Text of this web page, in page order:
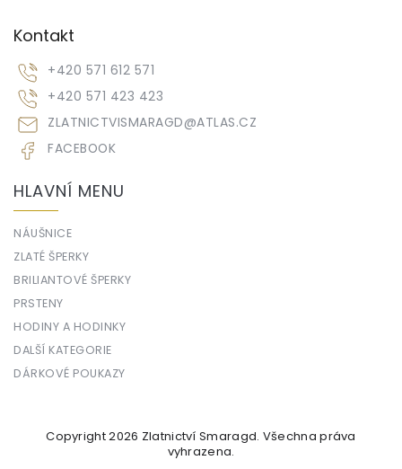
Kontakt
ZLATNICTVISMARAGD@ATLAS.CZ
+420 571 612 571
+420 571 423 423
FACEBOOK
HLAVNÍ MENU
NÁUŠNICE
ZLATÉ ŠPERKY
BRILIANTOVÉ ŠPERKY
PRSTENY
HODINY A HODINKY
DALŠÍ KATEGORIE
DÁRKOVÉ POUKAZY
Copyright 2026 Zlatnictví Smaragd. Všechna práva
vyhrazena.